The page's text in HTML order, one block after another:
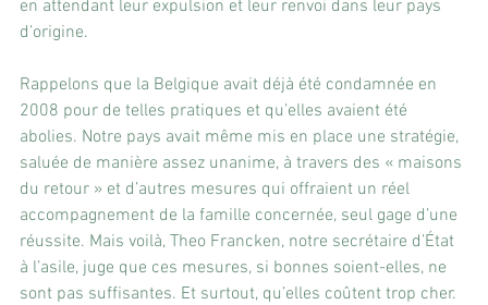
en attendant leur expulsion et leur renvoi dans leur pays
d’origine.
Rappelons que la Belgique avait déjà été condamnée en
2008 pour de telles pratiques et qu’elles avaient été
abolies. Notre pays avait même mis en place une stratégie,
saluée de manière assez unanime, à travers des « maisons
du retour » et d’autres mesures qui offraient un réel
accompagnement de la famille concernée, seul gage d’une
réussite. Mais voilà, Theo Francken, notre secrétaire d’État
à l’asile, juge que ces mesures, si bonnes soient-elles, ne
sont pas suffisantes. Et surtout, qu’elles coûtent trop cher.